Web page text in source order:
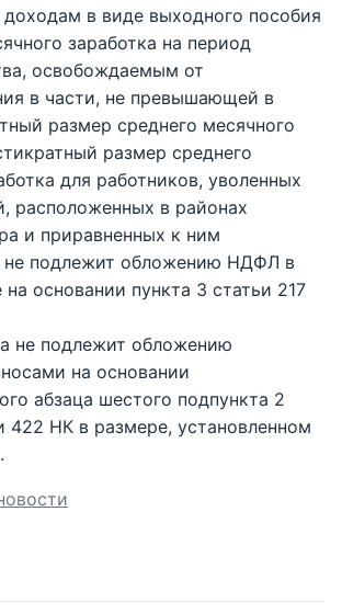
доходам в виде выходного пособия
заработка на период
освобождаемым от
в части, не превышающей в
размер среднего месячного
размер среднего
для работников, уволенных
расположенных в районах
и приравненных к ним
не подлежит обложению НДФЛ в
основании пункта 3 статьи 217
не подлежит обложению
на основании
абзаца шестого подпункта 2
422 НК в размере, установленном